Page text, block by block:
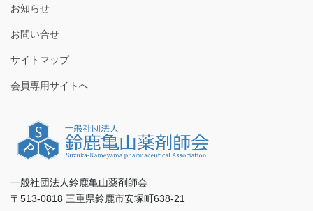
お知らせ
お問い合せ
サイトマップ
会員専用サイトへ
一般社団法人鈴鹿亀山薬剤師会
〒513-0818 三重県鈴鹿市安塚町638-21